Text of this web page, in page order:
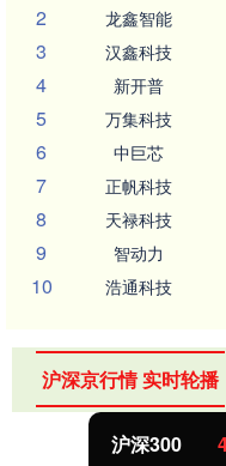
2 龙鑫智能
3 汉鑫科技
4 新开普
5 万集科技
6 中巨芯
7 正帆科技
8 天禄科技
9 智动力
10 浩通科技
沪深京行情 实时轮播
沪深300